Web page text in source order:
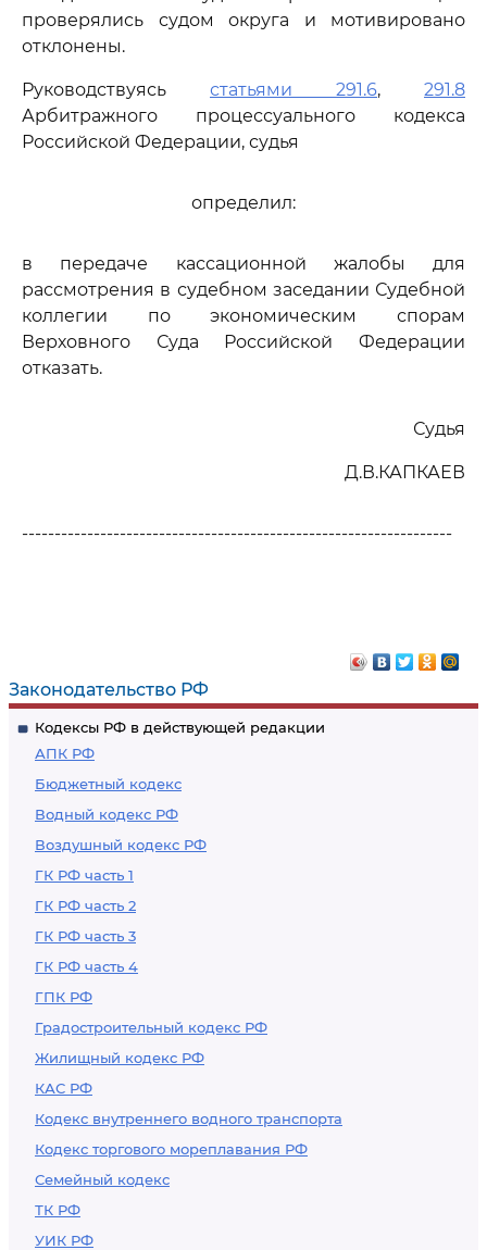
Законодательство РФ
Кодексы РФ в действующей редакции
АПК РФ
Бюджетный кодекс
Водный кодекс РФ
Воздушный кодекс РФ
ГК РФ часть 1
ГК РФ часть 2
ГК РФ часть 3
ГК РФ часть 4
ГПК РФ
Градостроительный кодекс РФ
Жилищный кодекс РФ
КАС РФ
Кодекс внутреннего водного транспорта
Кодекс торгового мореплавания РФ
Семейный кодекс
ТК РФ
УИК РФ
проверялись судом округа и мотивировано
отклонены.
Руководствуясь статьями 291.6, 291.8
Арбитражного процессуального кодекса
Российской Федерации, судья
определил:
в передаче кассационной жалобы для
рассмотрения в судебном заседании Судебной
коллегии по экономическим спорам
Верховного Суда Российской Федерации
отказать.
Судья
Д.В.КАПКАЕВ
------------------------------------------------------------------